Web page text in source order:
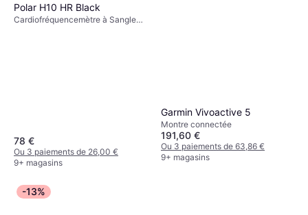
Polar H10 HR Black
Cardiofréquencemètre à Sangle
78 €
Ou 3 paiements de 26,00 €
9+ magasins
Garmin Vivoactive 5
Montre connectée
191,60 €
Ou 3 paiements de 63,86 €
9+ magasins
-13%